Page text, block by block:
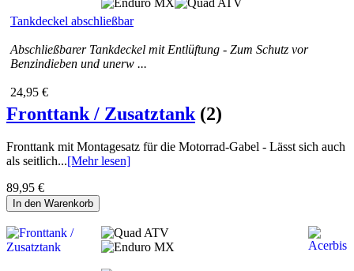
Tankdeckel abschließbar
Abschließbarer Tankdeckel mit Entlüftung - Zum Schutz vor
Benzindieben und unerw ...
24,95 €
Fronttank / Zusatztank (2)
Fronttank mit Montagesatz für die Motorrad-Gabel - Lässt sich auch
als seitlich...[Mehr lesen]
89,95 €
In den Warenkorb